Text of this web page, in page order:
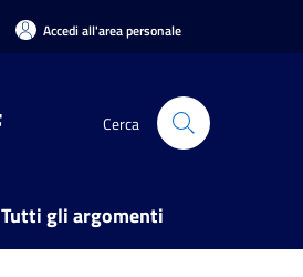
Accedi all'area personale
Cerca
Tutti gli argomenti